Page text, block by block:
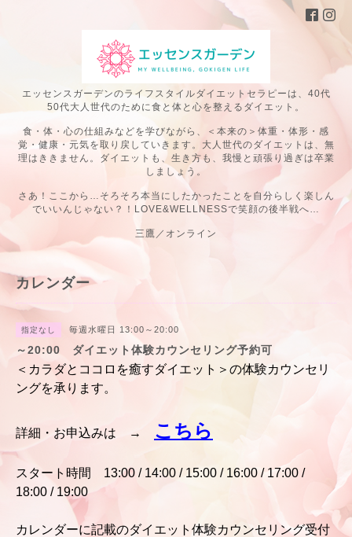
エッセンスガーデンのライフスタイルダイエットセラピーは、40代
50代大人世代のために食と体と心を整えるダイエット。
食・体・心の仕組みなどを学びながら、＜本来の＞体重・体形・感
覚・健康・元気を取り戻していきます。大人世代のダイエットは、無
理はききません。ダイエットも、生き方も、我慢と頑張り過ぎは卒業
しましょう。
さあ！ここから…そろそろ本当にしたかったことを自分らしく楽しん
でいいんじゃない？！LOVE&WELLNESSで笑顔の後半戦へ…
三鷹／オンライン
カレンダー
指定なし 毎週水曜日 13:00～20:00
～20:00 ダイエット体験カウンセリング予約可
＜カラダとココロを癒すダイエット＞の体験カウンセリ
ングを承ります。
詳細・お申込みは → こちら
スタート時間 13:00 / 14:00 / 15:00 / 16:00 / 17:00 /
18:00 / 19:00
カレンダーに記載のダイエット体験カウンセリング受付